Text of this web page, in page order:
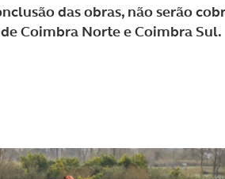
das obras, não serão
Coimbra Norte e Coimbra Sul.